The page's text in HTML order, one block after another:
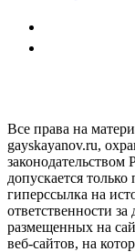
Все права на
gayskayanov.ru,
допускается
гиперссылка на
ответственности
размещенных на
веб-сайтов, на